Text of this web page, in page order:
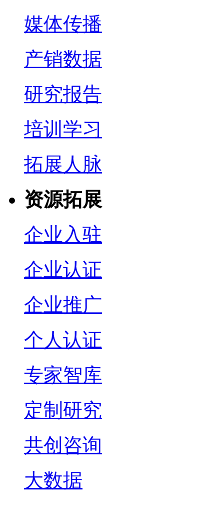
媒体传播
产销数据
研究报告
培训学习
拓展人脉
资源拓展
企业入驻
企业认证
企业推广
个人认证
专家智库
定制研究
共创咨询
大数据